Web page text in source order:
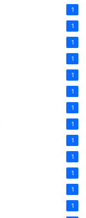
1
1
1
1
1
1
1
1
1
1
1
1
1